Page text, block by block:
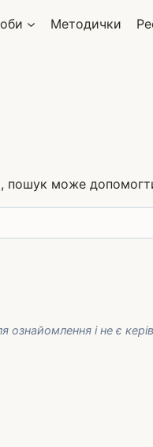
Методички
пошук може
ознайомлення і не є